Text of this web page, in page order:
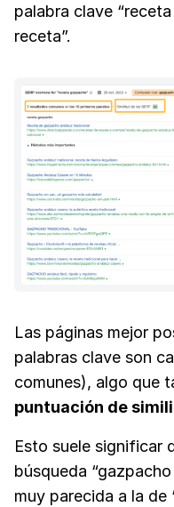
palabra clave
receta”.
Las páginas mejor
palabras clave son
comunes), algo que
puntuación de
Esto suele significar
búsqueda
muy parecida a la de